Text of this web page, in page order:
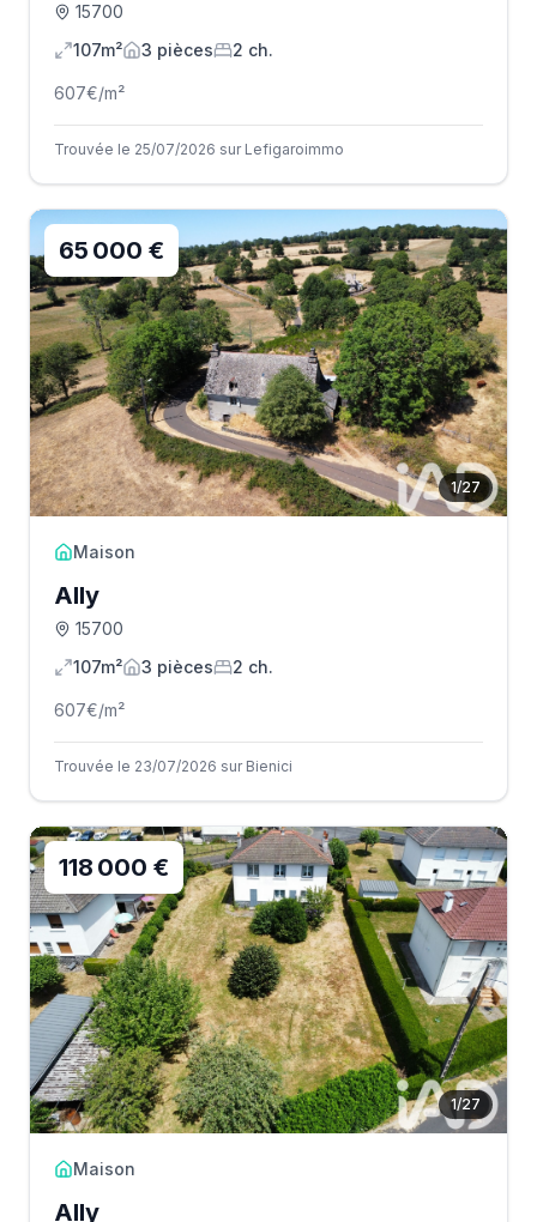
15700
107m²
3 pièces 2 ch.
607€/m²
Trouvée le 25/07/2026 sur Lefigaroimmo
1/27
65 000 €
Maison
Ally
15700
107m²
3 pièces 2 ch.
607€/m²
Trouvée le 23/07/2026 sur Bienici
1/27
118 000 €
Maison
Ally